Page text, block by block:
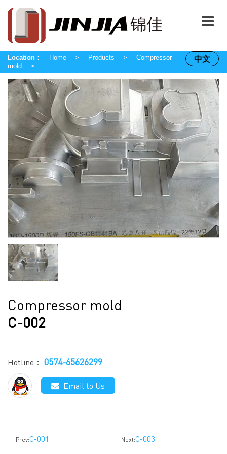
中文
Location： Home > Products >
Compressor
mold
>
Compressor mold
C-002
Hotline： 0574-65626299
Email to Us
Prev:C-001 Next:C-003